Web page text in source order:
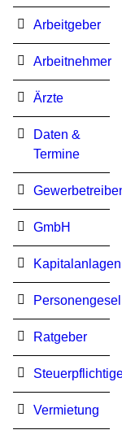
Arbeitgeber
Arbeitnehmer
Ärzte
Daten &
Termine
GmbH
Kapitalanlagen
Ratgeber
Vermietung